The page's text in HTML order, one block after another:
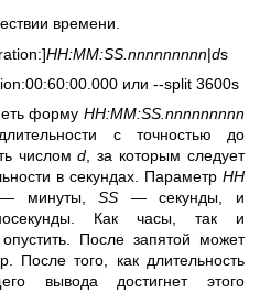
времени.
HH:MM:SS.nnnnnnnnn|ds
или --split 3600s
форму HH:MM:SS.nnnnnnnnn
с точностью до
числомd, за которым следует
в секундах. Параметр HH
минуты,SS — секунды, и
Как часы, так и
После запятой может
После того, как длительность
вывода достигнет этого